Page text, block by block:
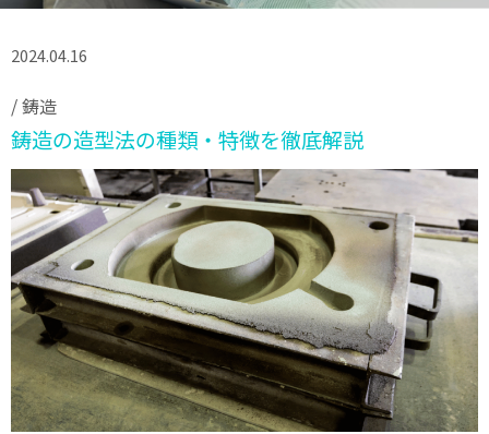
2024.04.16
/鋳造
鋳造の造型法の種類・特徴を徹底解説